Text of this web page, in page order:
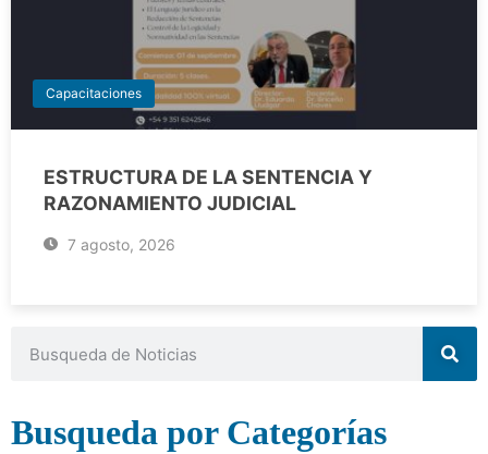
Capacitaciones
ESTRUCTURA DE LA SENTENCIA Y
RAZONAMIENTO JUDICIAL
7 agosto, 2026
Busqueda por Categorías